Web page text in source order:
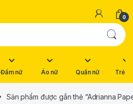
0
Đầm nữ Áo nữ Quần nữ Trẻ
Sản phẩm được gắn thẻ “Adrianna